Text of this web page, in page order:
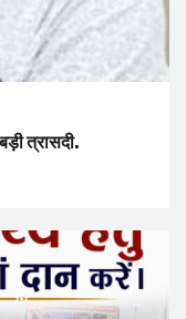
त्रासदी.